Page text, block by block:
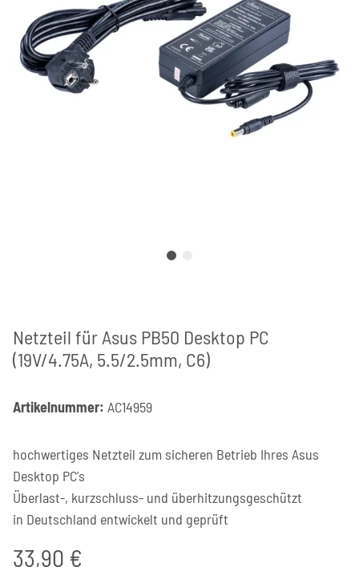
Netzteil für Asus PB50 Desktop PC
(19V/4.75A, 5.5/2.5mm, C6)
Artikelnummer: AC14959
hochwertiges Netzteil zum sicheren Betrieb Ihres Asus
Desktop PC's
Überlast-, kurzschluss- und überhitzungsgeschützt
in Deutschland entwickelt und geprüft
33,90 €